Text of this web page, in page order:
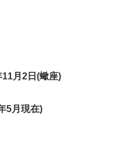
月2日(蠍座)
5月現在)